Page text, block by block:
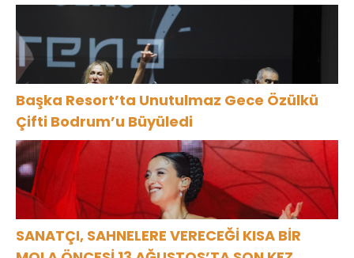
KUTLADI
Başka Resort’ta Unutulmaz Gece Özülkü
Çifti Bodrum’u Büyüledi
SANATÇI, SAHNELERE VERECEĞİ KISA BİR